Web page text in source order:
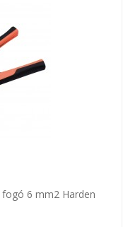
6 mm2 Harden